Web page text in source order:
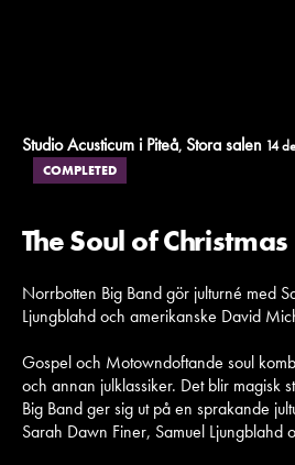
Studio Acusticum i Piteå, Stora salen 14
COMPLETED
The Soul of Christmas
Norrbotten Big Band gör julturné med
Ljungblahd och amerikanske David
Gospel och Motowndoftande soul
och annan julklassiker. Det blir magisk
Big Band ger sig ut på en sprakande
Sarah Dawn Finer, Samuel Ljungblahd